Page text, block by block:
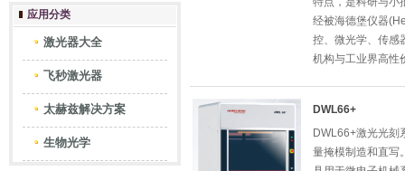
应用分类
激光器大全
飞秒激光器
太赫兹解决方案
生物光学
经被海德堡仪器
控、微光学、传感
机构与工业界高性
DWL66+
DWL66+激光光刻
量掩模制造和直写